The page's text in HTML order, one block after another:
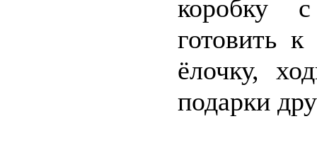
коробку
готовить
ёлочку,
подарки